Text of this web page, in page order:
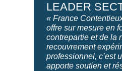
LEADER
« France
offre sur mesure en
contrepartie et de la
recouvrement
professionnel, c’est
apporte soutien et